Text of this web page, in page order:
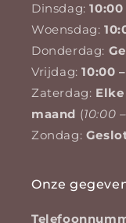
Dinsdag:10:00
Woensdag:
Donderdag:
Vrijdag:10:00
Zaterdag:
maand (10:00
Zondag:
Onze